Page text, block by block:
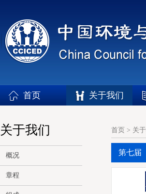
首页 关于我们
关于我们
概况
章程
首页 > 关
第七届